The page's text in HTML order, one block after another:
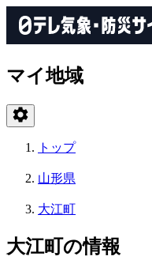
マイ地域
トップ
山形県
大江町
大江町の情報